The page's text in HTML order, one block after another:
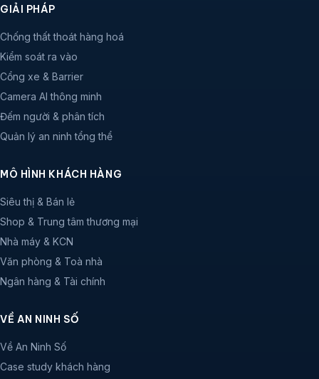
GIẢI PHÁP
Chống thất thoát hàng hoá
Kiểm soát ra vào
Cổng xe & Barrier
Camera AI thông minh
Đếm người & phân tích
Quản lý an ninh tổng thể
MÔ HÌNH KHÁCH HÀNG
Siêu thị & Bán lẻ
Shop & Trung tâm thương mại
Nhà máy & KCN
Văn phòng & Toà nhà
Ngân hàng & Tài chính
VỀ AN NINH SỐ
Về An Ninh Số
Case study khách hàng